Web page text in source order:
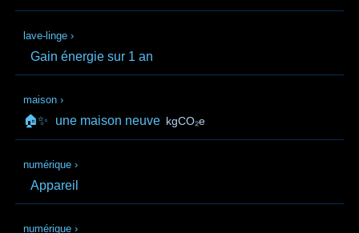
lave-linge ›
Gain énergie sur 1 an
maison ›
🏠✨ une maison neuve kgCO₂e
numérique ›
Appareil
numérique ›